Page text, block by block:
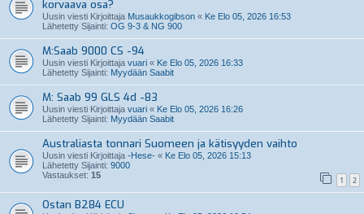
korvaava osa?
Uusin viesti Kirjoittaja Musaukkogibson « Ke Elo 05, 2026 16:53
Lähetetty Sijainti: OG 9-3 & NG 900
M:Saab 9000 CS -94
Uusin viesti Kirjoittaja vuari « Ke Elo 05, 2026 16:33
Lähetetty Sijainti: Myydään Saabit
M: Saab 99 GLS 4d -83
Uusin viesti Kirjoittaja vuari « Ke Elo 05, 2026 16:26
Lähetetty Sijainti: Myydään Saabit
Australiasta tonnari Suomeen ja kätisyyden vaihto
Uusin viesti Kirjoittaja -Hese- « Ke Elo 05, 2026 15:13
Lähetetty Sijainti: 9000
Vastaukset: 15 1 2
Ostan B284 ECU